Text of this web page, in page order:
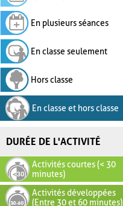
En plusieurs séances
En classe seulement
Hors classe
En classe et hors classe
DURÉE DE L'ACTIVITÉ
Activités courtes (< 30
minutes)
Activités développées
(Entre 30 et 60 minutes)